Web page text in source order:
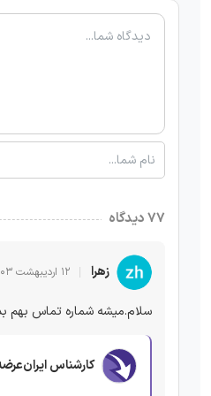
۷۷ دیدگاه
زهرا ۱۲ اردیبهشت ۱۴۰۳
سلام.میشه شماره تماس بهم
کارشناس